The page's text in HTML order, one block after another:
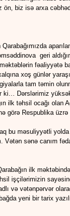
biz isə arxa
geri
fəaliyyətə
xoş günlər
tam təmin
ki… Dərslərimiz
ilk təhsil ocağı olan
görə Respublika
bu məsuliyyətli
Vətən sənə canım
ilk
işçilərimizin
və vətənpərvər
yeni bir tarix